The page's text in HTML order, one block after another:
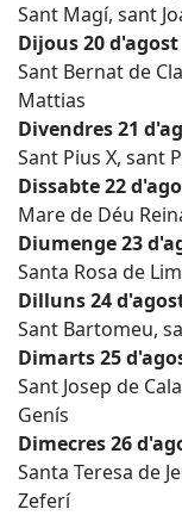
Sant Magí, sant
Dijous 20 d'agost
Sant Bernat de
Mattias
Divendres 21
Sant Pius X, sant
Dissabte 22
Mare de Déu
Diumenge 23
Santa Rosa de
Dilluns 24
Sant Bartomeu,
Dimarts 25
Sant Josep de
Genís
Dimecres 26
Santa Teresa de
Zeferí